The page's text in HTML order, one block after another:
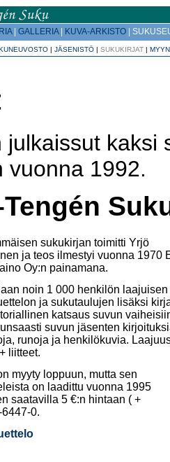
GALLERIA KUVA-ARKISTO
| JÄSENISTÖ | SUKUKIRJAT |
julkaissut kaksi
vuonna 1992.
sukukirjan toimitti Yrjö
ja teos ilmestyi vuonna 1970
Oy:n painamana.
noin 1 000 henkilön laajuisen
ja sukutaulujen lisäksi
katsaus suvun
suvun jäsenten
runoja ja henkilökuvia.
liitteet.
myyty loppuun, mutta sen
on laadittu vuonna 1995
saatavilla 5 €:n hintaan ( +
0.